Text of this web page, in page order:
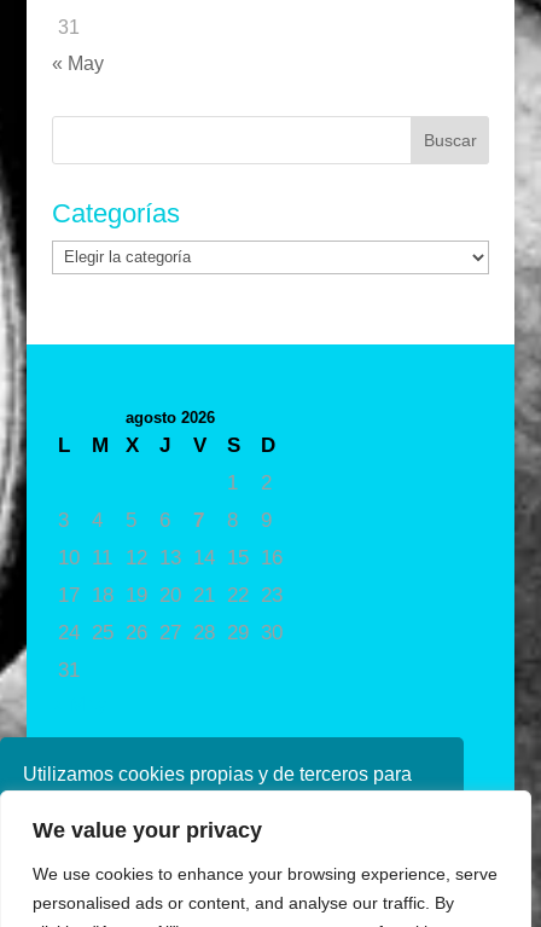
Utilizamos cookies propias y de terceros para
navegando, consideramos que acepta su uso.
política de cookies consulte nuestra
Política de
privacidad
We value your privacy
We use cookies to enhance your browsing experience, serve
personalised ads or content, and analyse our traffic. By
31
« May
Categorías
Categorías
agosto 2026
L M X J V S
D
1
2
3
4 5 6 7 8
9
10
11 12 13 14 15
16
17
18 19 20 21 22
23
24
25 26 27 28 29 30
31